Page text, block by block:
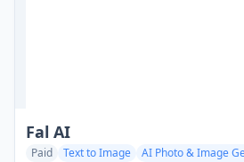
Fal AI
Paid Text to Image
AI Photo & Image